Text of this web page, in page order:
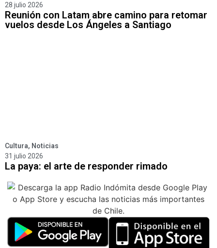
28 julio 2026
Reunión con Latam abre camino para retomar
vuelos desde Los Ángeles a Santiago
Cultura, Noticias
31 julio 2026
La paya: el arte de responder rimado